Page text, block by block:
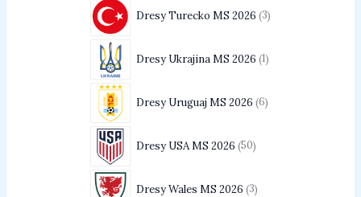
Dresy Turecko MS 2026 3
Dresy Ukrajina MS 2026 1
Dresy Uruguaj MS 2026 6
Dresy USA MS 2026 50
Dresy Wales MS 2026 3